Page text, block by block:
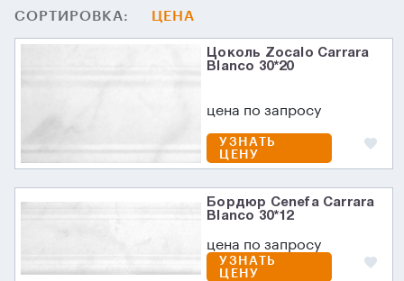
СОРТИРОВКА: ЦЕНА
Цоколь Zocalo Carrara
Blanco 30*20
цена по запросу
УЗНАТЬ
ЦЕНУ
Бордюр Cenefa Carrara
Blanco 30*12
цена по запросу
УЗНАТЬ
ЦЕНУ